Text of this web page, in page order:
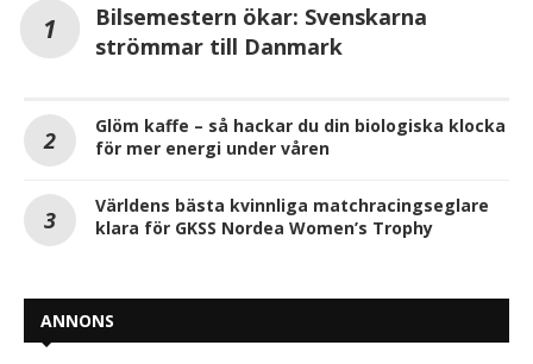
Bilsemestern ökar: Svenskarna
strömmar till Danmark
Glöm kaffe – så hackar du din biologiska klocka
för mer energi under våren
Världens bästa kvinnliga matchracingseglare
klara för GKSS Nordea Women’s Trophy
ANNONS